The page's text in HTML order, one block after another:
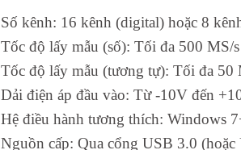
Số kênh: 16 kênh (digital) hoặc 8
Tốc độ lấy mẫu (số): Tối đa 500 MS/s
Tốc độ lấy mẫu (tương tự): Tối đa 50
Dải điện áp đầu vào: Từ -10V đến
Hệ điều hành tương thích: Windows
Nguồn cấp: Qua cổng USB 3.0